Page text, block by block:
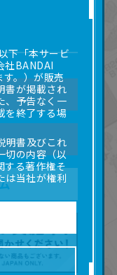
下「本サービ
社BANDAI
。）が販売
書が掲載され
、予告なく一
を終了する場
明書及びこれ
切の内容（以
する著作権そ
は当社が権利
。
的での画像
使用（複製、
販売、出版等
ことは禁止